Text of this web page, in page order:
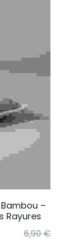
–
Rayures
6,90 €